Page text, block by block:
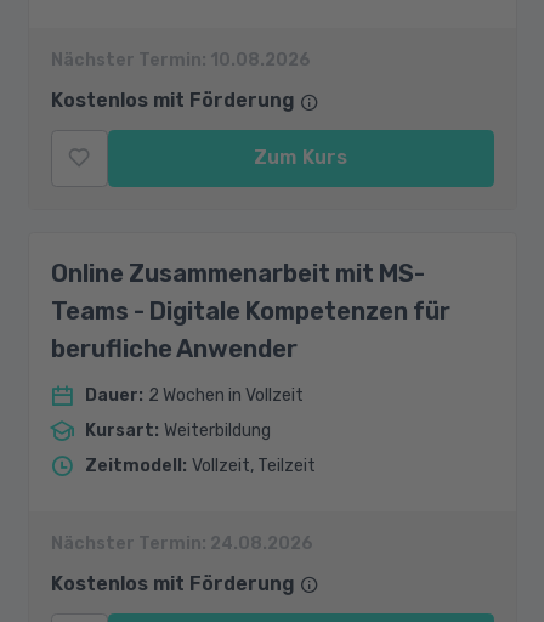
Nächster Termin: 10.08.2026
Kostenlos mit Förderung
Zum Kurs
Online Zusammenarbeit mit MS-
Teams - Digitale Kompetenzen für
berufliche Anwender
Dauer: 2 Wochen in Vollzeit
Kursart: Weiterbildung
Zeitmodell : Vollzeit, Teilzeit
Nächster Termin: 24.08.2026
Kostenlos mit Förderung